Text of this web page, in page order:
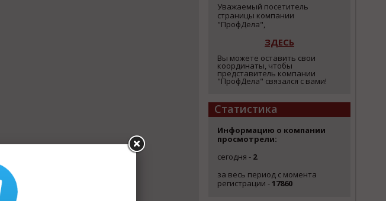
Уважаемый посетитель
страницы компании
"ПрофДела",
ЗДЕСЬ
Вы можете оставить свои
координаты, чтобы
представитель компании
"ПрофДела" связался с вами!
Статистика
Информацию о компании
просмотрели:
сегодня - 2
за весь период с момента
регистрации -17860